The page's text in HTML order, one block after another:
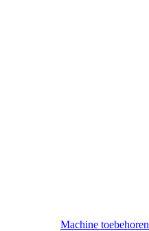
Machine toebehoren